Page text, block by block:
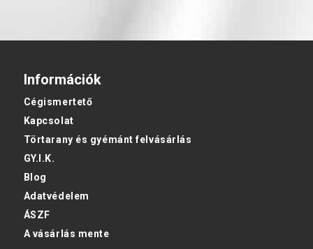
Információk
Cégismertető
Kapcsolat
Törtarany és gyémánt felvásárlás
GY.I.K.
Blog
Adatvédelem
ÁSZF
A vásárlás mente